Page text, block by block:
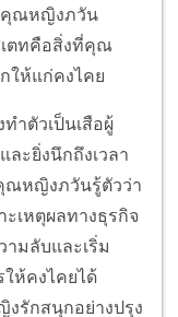
คุณหญิงภวัน
เตทคือสิ่งที่คุณ
ให้แก่คงไคย
ตัวเป็นเสือผู้
ละยิ่งนึกถึงเวลา
ณหญิงภวันรู้ตัวว่า
ะเหตุผลทางธุรกิจ
มลับและเริ่ม
ห้คงไคยได้
รักสนุกอย่างปรุง